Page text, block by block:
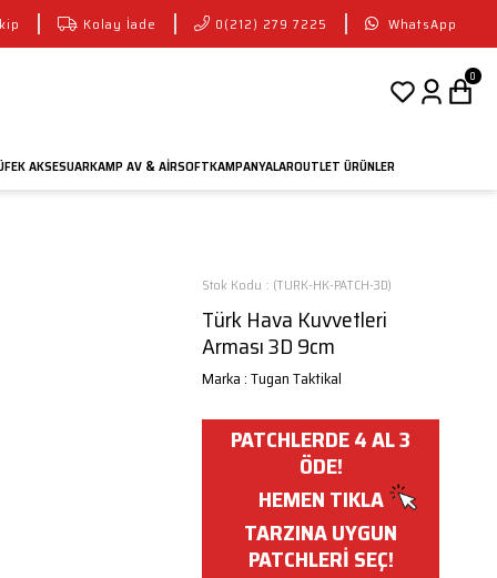
Kolay İade 0(212) 279 7225 WhatsApp
0
AKSESUARKAMP AV &AIRSOFTKAMPANYALAROUTLET ÜRÜNLER
Stok Kodu (TURK-HK-PATCH-3D)
Türk Hava Kuvvetleri
Arması 3D 9cm
Marka:Tugan Taktikal
PATCHLERDE 4 AL 3
ÖDE!
HEMEN TIKLA
TARZINA UYGUN
PATCHLERİ SEÇ!